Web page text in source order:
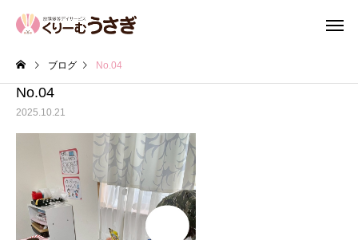
ブログ No.04
No.04
2025.10.21